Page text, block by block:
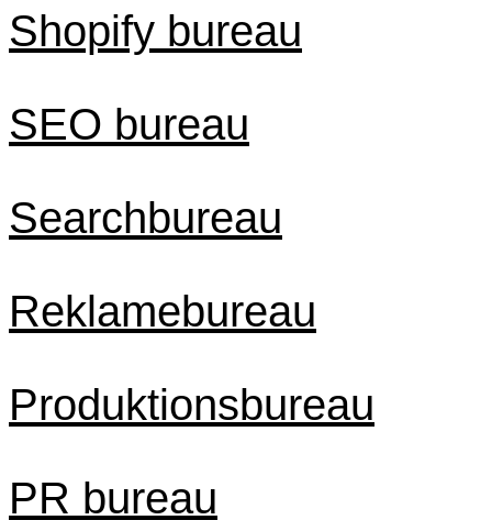
Shopify bureau
SEO bureau
Searchbureau
Reklamebureau
Produktionsbureau
PR bureau